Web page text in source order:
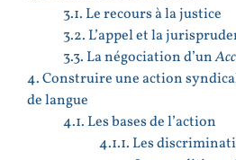
3.1. Le recours à la justice
3.2. L’appel et la
3.3. La négociation d’un
4. Construire une action
de langue
4.1. Les bases de l’action
4.1.1. Les